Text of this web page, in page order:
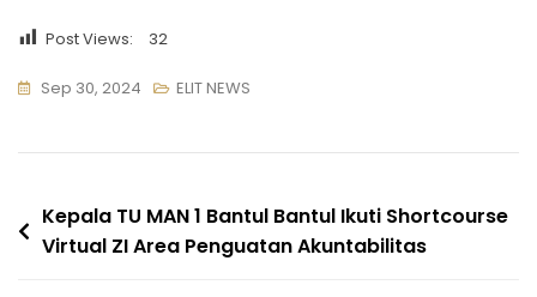
Post Views: 32
Sep 30, 2024 ELIT NEWS
Navigasi
pos
Kepala TU MAN 1 Bantul Bantul Ikuti Shortcourse
Virtual ZI Area Penguatan Akuntabilitas